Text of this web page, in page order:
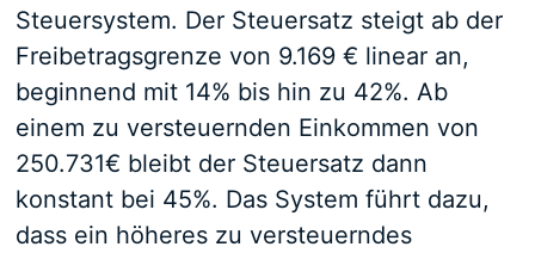
Steuersystem. Der Steuersatz steigt ab der
Freibetragsgrenze von 9.169 € linear an,
beginnend mit 14% bis hin zu 42%. Ab
einem zu versteuernden Einkommen von
250.731€ bleibt der Steuersatz dann
konstant bei 45%. Das System führt dazu,
dass ein höheres zu versteuerndes